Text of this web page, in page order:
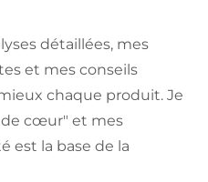
détaillées, mes
et mes conseils
chaque produit. Je
de cœur" et mes
est la base de la